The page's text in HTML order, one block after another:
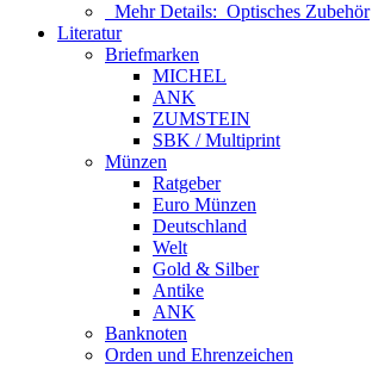
Mehr Details: Optisches Zubehör
Literatur
Briefmarken
MICHEL
ANK
ZUMSTEIN
SBK / Multiprint
Münzen
Ratgeber
Euro Münzen
Deutschland
Welt
Gold & Silber
Antike
ANK
Banknoten
Orden und Ehrenzeichen